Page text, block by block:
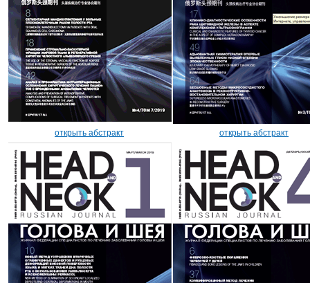
открыть абстракт открыть абстракт